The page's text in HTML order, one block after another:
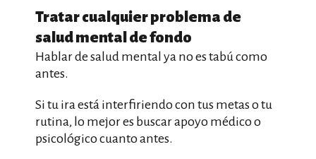
Tratar cualquier problema de
salud mental de fondo
Hablar de salud mental ya no es tabú como
antes.
Si tu ira está interfiriendo con tus metas o tu
rutina, lo mejor es buscar apoyo médico o
psicológico cuanto antes.